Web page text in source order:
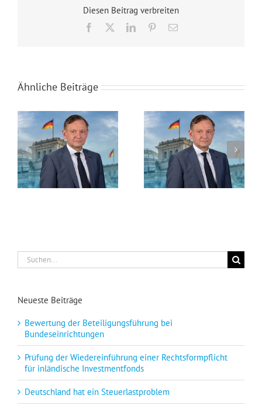
Diesen Beitrag verbreiten
Facebook LinkedInPinterest
E-
Ähnliche Beiträge
Suche
nach:
Neueste Beiträge
Bewertung der Beteiligungsführung bei
Bundeseinrichtungen
Prüfung der Wiedereinführung einer Rechtsformpflicht
für inländische Investmentfonds
Deutschland hat ein Steuerlastproblem